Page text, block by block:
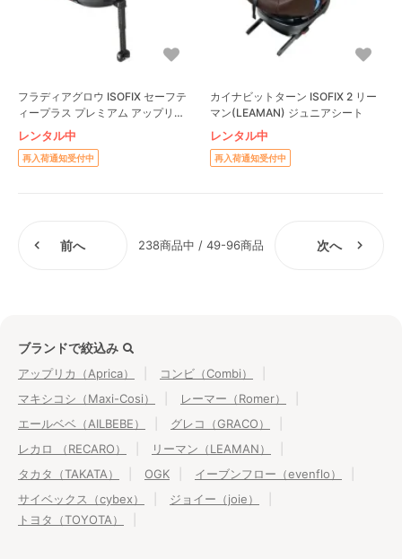
フラディアグロウ ISOFIX セーフテ
ィープラス プレミアム アップリカ
(aprica) チャイルドシート
レンタル中
再入荷通知受付中
カイナビットターン ISOFIX 2 リー
マン(LEAMAN) ジュニアシート
レンタル中
再入荷通知受付中
前へ 238商品中 / 49-96商品 次へ
ブランドで絞込み
アップリカ（Aprica）
コンビ（Combi）
マキシコシ（Maxi-Cosi）
レーマー（Romer）
エールベベ（AILBEBE）
グレコ（GRACO）
レカロ （RECARO）
リーマン（LEAMAN）
タカタ（TAKATA）
OGK
イーブンフロー（evenflo）
サイベックス（cybex）
ジョイー（joie）
トヨタ（TOYOTA）